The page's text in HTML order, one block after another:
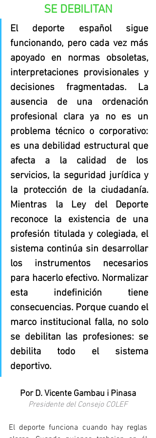
SE DEBILITAN
El deporte español sigue
funcionando, pero cada vez más
apoyado en normas obsoletas,
interpretaciones provisionales y
decisiones fragmentadas. La
ausencia de una ordenación
profesional clara ya no es un
problema técnico o corporativo:
es una debilidad estructural que
afecta a la calidad de los
servicios, la seguridad jurídica y
la protección de la ciudadanía.
Mientras la Ley del Deporte
reconoce la existencia de una
profesión titulada y colegiada, el
sistema continúa sin desarrollar
los instrumentos necesarios
para hacerlo efectivo. Normalizar
esta indefinición tiene
consecuencias. Porque cuando el
marco institucional falla, no solo
se debilitan las profesiones: se
debilita todo el sistema
deportivo.
Por D. Vicente Gambau i Pinasa
Presidente del Consejo COLEF
El deporte funciona cuando hay reglas